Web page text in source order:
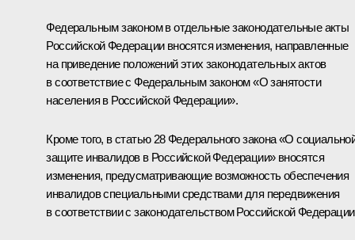
Федеральным законом в отдельные законодательные акты
Российской Федерации вносятся изменения, направленные
на приведение положений этих законодательных актов
в соответствие с Федеральным законом «О занятости
населения в Российской Федерации».
Кроме того, в статью 28 Федерального закона «О
защите инвалидов в Российской Федерации» вносятся
изменения, предусматривающие возможность обеспечения
инвалидов специальными средствами для передвижения
в соответствии с законодательством Российской